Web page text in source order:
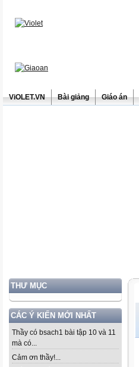
ViOLET.VN Bài giảng Giáo án
THƯ MỤC
CÁC Ý KIẾN MỚI NHẤT
Thầy có bsach1 bài tập 10 và 11
mà có...
Cảm ơn thầy!...